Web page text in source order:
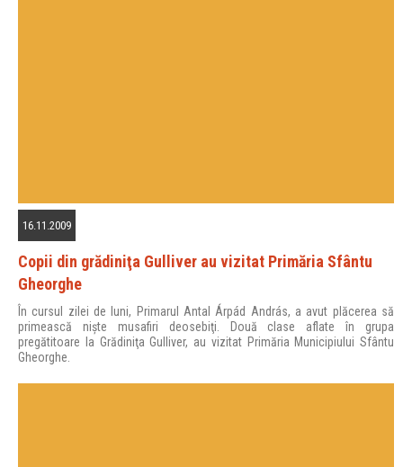
16.11.2009
Copii din grădiniţa Gulliver au vizitat Primăria Sfântu
Gheorghe
În cursul zilei de luni, Primarul Antal Árpád András, a avut plăcerea să
primească nişte musafiri deosebiţi. Două clase aflate în grupa
pregătitoare la Grădiniţa Gulliver, au vizitat Primăria Municipiului Sfântu
Gheorghe.